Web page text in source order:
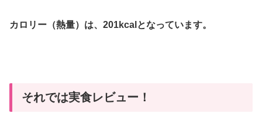
カロリー（熱量）は、201kcalとなっています。
それでは実食レビュー！